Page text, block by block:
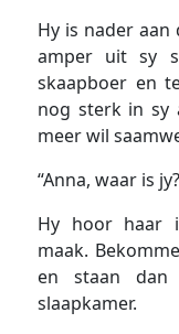
Hy is nader
amper uit sy
skaapboer en
nog sterk in sy
meer wil
“Anna, waar is
Hy hoor haar
maak.
en staan
slaapkamer.